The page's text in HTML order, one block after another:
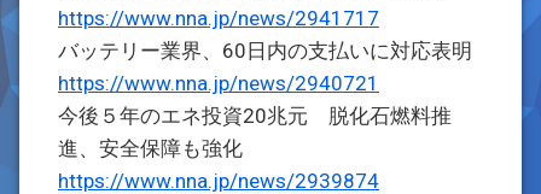
https://www.nna.jp/news/2941717
バッテリー業界、60日内の支払いに対応表明
https://www.nna.jp/news/2940721
今後５年のエネ投資20兆元 脱化石燃料推
進、安全保障も強化
https://www.nna.jp/news/2939874